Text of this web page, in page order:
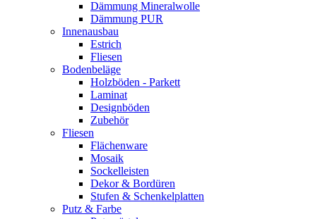
Dämmung Mineralwolle
Dämmung PUR
Innenausbau
Estrich
Fliesen
Bodenbeläge
Holzböden - Parkett
Laminat
Designböden
Zubehör
Fliesen
Flächenware
Mosaik
Sockelleisten
Dekor & Bordüren
Stufen & Schenkelplatten
Putz & Farbe